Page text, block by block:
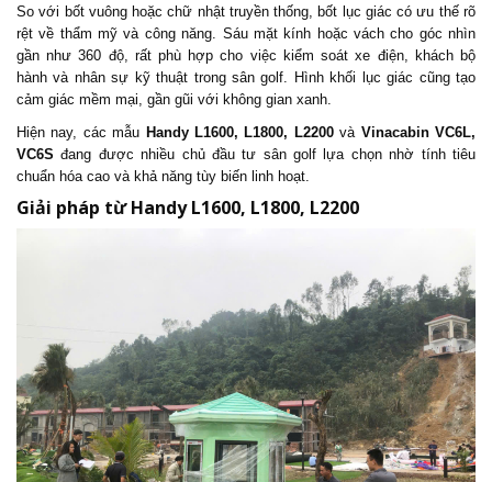
So với bốt vuông hoặc chữ nhật truyền thống, bốt lục giác có ưu thế rõ
rệt về thẩm mỹ và công năng. Sáu mặt kính hoặc vách cho góc nhìn
gần như 360 độ, rất phù hợp cho việc kiểm soát xe điện, khách bộ
hành và nhân sự kỹ thuật trong sân golf. Hình khối lục giác cũng tạo
cảm giác mềm mại, gần gũi với không gian xanh.
Hiện nay, các mẫu Handy L1600, L1800, L2200và Vinacabin VC6L,
VC6S đang được nhiều chủ đầu tư sân golf lựa chọn nhờ tính tiêu
chuẩn hóa cao và khả năng tùy biến linh hoạt.
Giải pháp từ Handy L1600, L1800, L2200